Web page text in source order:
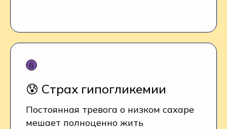
😰 Страх гипогликемии
Постоянная тревога о низком сахаре
мешает полноценно жить